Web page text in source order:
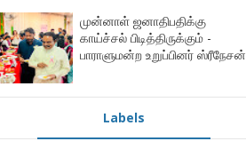
முன்னாள் ஜனாதிபதிக்கு
காய்ச்சல் பிடித்திருக்கும் -
பாராளுமன்ற உறுப்பினர் ஸ்ரீநேசன்
Labels